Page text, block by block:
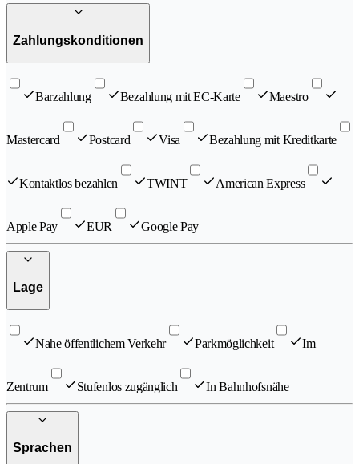
Zahlungskonditionen
Barzahlung Bezahlung mit EC-Karte Maestro
Mastercard Postcard Visa Bezahlung mit Kreditkarte
Kontaktlos bezahlen TWINT American Express
Apple Pay EUR Google Pay
Lage
Nahe öffentlichem Verkehr Parkmöglichkeit Im
Zentrum Stufenlos zugänglich In Bahnhofsnähe
Sprachen